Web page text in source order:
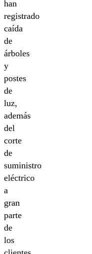
han
registrado
caída
de
árboles
y
postes
de
luz,
además
del
corte
de
suministro
eléctrico
a
gran
parte
de
los